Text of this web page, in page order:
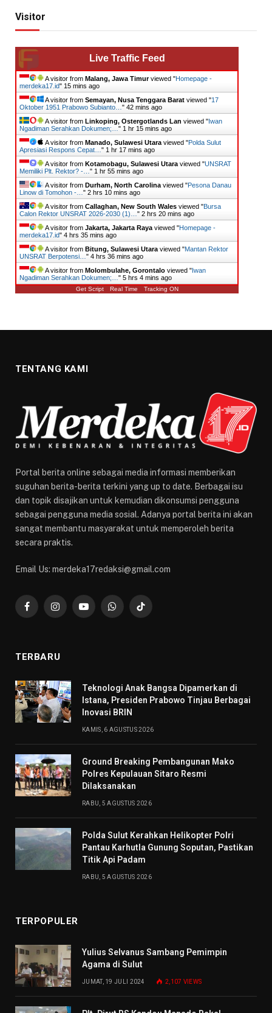
Visitor
Live Traffic Feed
A visitor from Malang, Jawa Timurviewed "Homepage -
merdeka17.id" 15 mins ago
A visitor from Semayan, Nusa Tenggara Barat viewed "17
Oktober 1951 Prabowo Subianto… " 42 mins ago
A visitor from Linkoping, Ostergotlands Lan viewed " Iwan
Ngadiman Serahkan Dokumen;… " 1 hr 15 mins ago
A visitor from Manado, Sulawesi Utara viewed "Polda Sulut
Apresiasi Respons Cepat… " 1 hr 17 mins ago
A visitor from Kotamobagu, Sulawesi Utara viewed "UNSRAT
Memiliki Plt. Rektor? -… " 1 hr 55 mins ago
A visitor from Durham, North Carolina viewed "Pesona Danau
Linow di Tomohon -… " 2 hrs 10 mins ago
A visitor from Callaghan, New South Wales viewed "Bursa
Calon Rektor UNSRAT 2026-2030 (1)… " 2 hrs 20 mins ago
A visitor from Jakarta, Jakarta Raya viewed "Homepage -
merdeka17.id" 4 hrs 35 mins ago
A visitor from Bitung, Sulawesi Utara viewed "Mantan Rektor
UNSRAT Berpotensi… " 4 hrs 36 mins ago
A visitor from Molombulahe, Gorontalo viewed " Iwan
Ngadiman Serahkan Dokumen;… " 5 hrs 4 mins ago
Get Script Real Time Tracking ON
TENTANG KAMI
Portal berita online sebagai media informasi memberikan
suguhan berita-berita terkini yang up to date. Berbagai isu
dan topik disajikan untuk kemudian dikonsumsi pengguna
sebagai pengguna media sosial. Adanya portal berita ini akan
sangat membantu masyarakat untuk memperoleh berita
secara praktis.
Email Us: merdeka17redaksi@gmail.com
FacebookInstagramYouTubeWhatsAppTikTok
TERBARU
Teknologi Anak Bangsa Dipamerkan di
Istana, Presiden Prabowo Tinjau Berbagai
Inovasi BRIN
KAMIS, 6 AGUSTUS 2026
Ground Breaking Pembangunan Mako
Polres Kepulauan Sitaro Resmi
Dilaksanakan
RABU, 5 AGUSTUS 2026
Polda Sulut Kerahkan Helikopter Polri
Pantau Karhutla Gunung Soputan, Pastikan
Titik Api Padam
RABU, 5 AGUSTUS 2026
TERPOPULER
Yulius Selvanus Sambang Pemimpin
Agama di Sulut
JUMAT, 19 JULI 2024 2,107 VIEWS